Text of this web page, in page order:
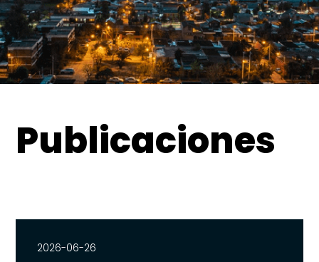
Publicaciones
2026-06-26